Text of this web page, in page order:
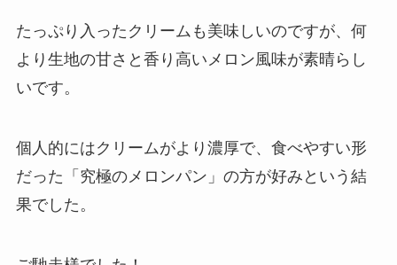
たっぷり入ったクリームも美味しいのですが、何
より生地の甘さと香り高いメロン風味が素晴らし
いです。
個人的にはクリームがより濃厚で、食べやすい形
だった「究極のメロンパン」の方が好みという結
果でした。